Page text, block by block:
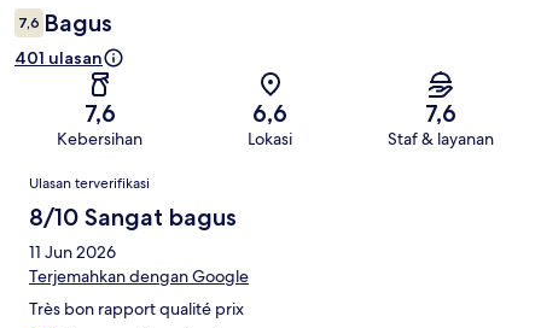
7,6 Bagus
401 ulasan
7,6
Kebersihan
6,6
Lokasi
7,6
Staf & layanan
Ulasan
Ulasan terverifikasi
8/10 Sangat bagus
11 Jun 2026
Terjemahkan dengan Google
Très bon rapport qualité prix